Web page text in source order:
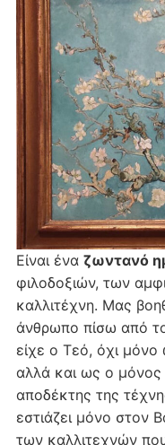
Είναι ένα ζωντανό
φιλοδοξιών, των
καλλιτέχνη. Μας
άνθρωπο πίσω από
είχε ο Τεό, όχι μόνο
αλλά και ως ο μόνος
αποδέκτης της
εστιάζει μόνο στον
των καλλιτεχνών